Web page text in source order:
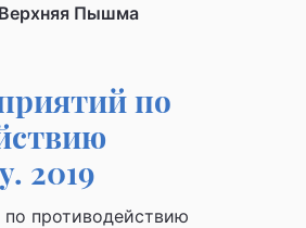
Верхняя Пышма
по
2019
противодействию